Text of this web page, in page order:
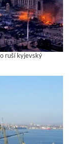
ruší kyjevský